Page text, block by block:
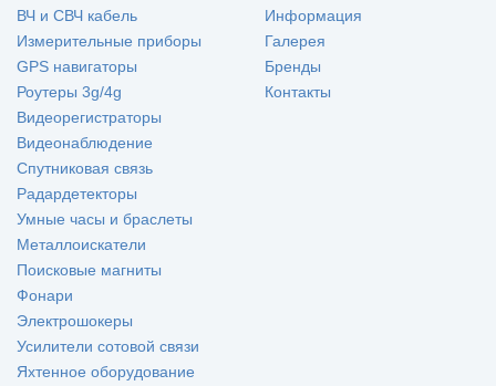
ВЧ и СВЧ кабель
Измерительные приборы
GPS навигаторы
Роутеры 3g/4g
Видеорегистраторы
Видеонаблюдение
Спутниковая связь
Радардетекторы
Умные часы и браслеты
Металлоискатели
Поисковые магниты
Фонари
Электрошокеры
Усилители сотовой связи
Яхтенное оборудование
Информация
Галерея
Бренды
Контакты